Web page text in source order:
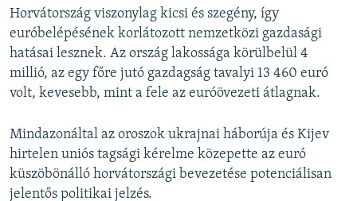
Horvátország viszonylag kicsi és szegény, így
euróbelépésének korlátozott nemzetközi gazdasági
hatásai lesznek. Az ország lakossága körülbelül 4
millió, az egy főre jutó gazdagság tavalyi 13 460 euró
volt, kevesebb, mint a fele az euróövezeti átlagnak.
Mindazonáltal az oroszok ukrajnai háborúja és Kijev
hirtelen uniós tagsági kérelme közepette az euró
küszöbönálló horvátországi bevezetése potenciálisan
jelentős politikai jelzés.